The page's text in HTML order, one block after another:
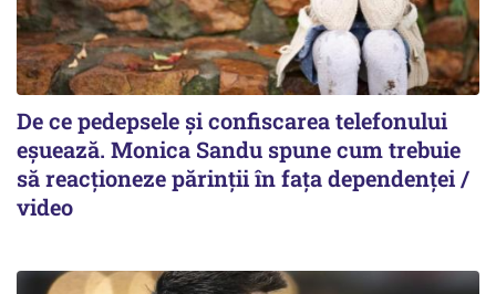
De ce pedepsele și confiscarea telefonului
eșuează. Monica Sandu spune cum trebuie
să reacționeze părinții în fața dependenței /
video